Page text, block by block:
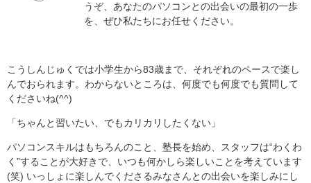
うぞ、あなたのパソコンとの出会いの最初の一歩
を、ぜひ私たちにお任せください。
こうしんじゅくでは小学生から83歳まで、それぞれのペースで楽し
んでおられます。わからないところは、何度でも何度でも質問して
くださいね(^^)
「ちゃんと習いたい、でもカリカリしたくない」
パソコンスキルはもちろんのこと、塾長を始め、スタッフは“わくわ
く”することが大好きで、いつも何かしら楽しいことを考えています
(笑) いっしょに楽しんでくださるみなさんとの出会いを楽しみにし